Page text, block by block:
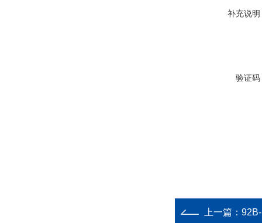
补充说明
验证码
上一篇： 92B-